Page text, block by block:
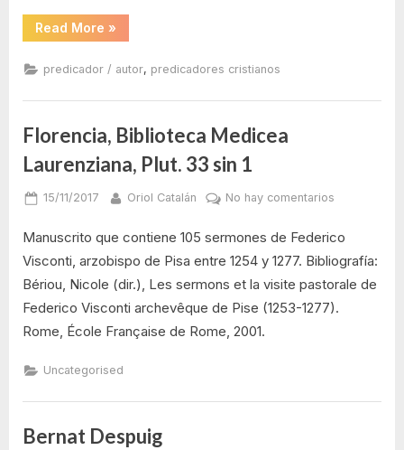
Read More “Francesc
Eiximenis”
»
predicador / autor, predicadores cristianos
Florencia, Biblioteca Medicea
Laurenziana, Plut. 33 sin 1
Posted
15/11/2017 By
Oriol Catalán No hay comentarios
Biblioteca
Medicea
Laurenziana,
33
Manuscrito que contiene 105 sermones de Federico
Visconti, arzobispo de Pisa entre 1254 y 1277. Bibliografía:
Bériou, Nicole (dir.), Les sermons et la visite pastorale de
Federico Visconti archevêque de Pise (1253-1277).
Rome, École Française de Rome, 2001.
Uncategorised
Bernat Despuig